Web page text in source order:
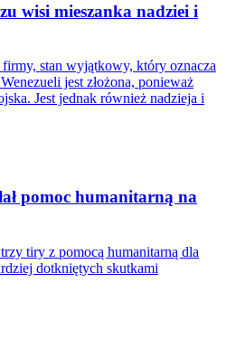
wisi mieszanka nadziei i
stan wyjątkowy, który oznacza
jest złożona, ponieważ
Jest jednak również nadzieja i
pomoc humanitarną na
tiry z pomocą humanitarną dla
dotkniętych skutkami